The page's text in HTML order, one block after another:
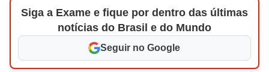
Siga a Exame e fique por dentro das últimas
notícias do Brasil e do Mundo
Seguir no Google